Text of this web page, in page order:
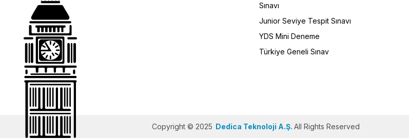
Sınavı
Junior Seviye Tespit Sınavı
YDS Mini Deneme
Türkiye Geneli Sınav
Copyright © 2025 Dedica Teknoloji A.Ş. All Rights Reserved